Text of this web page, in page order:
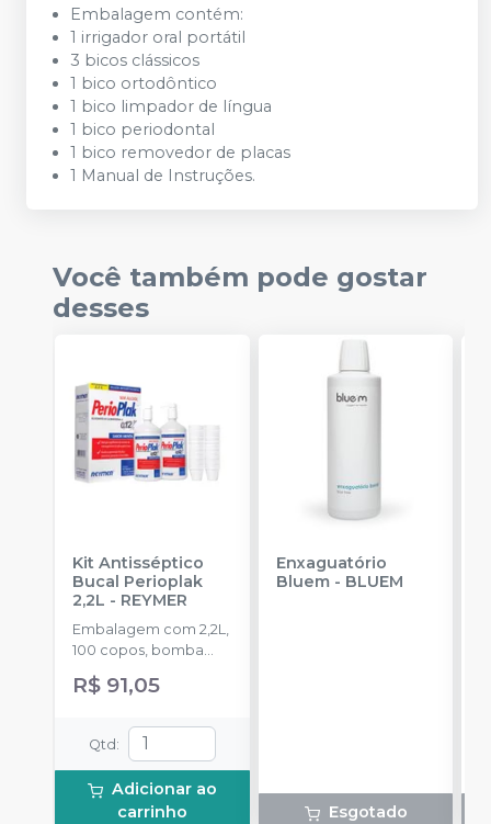
Embalagem contém:
1 irrigador oral portátil
3 bicos clássicos
1 bico ortodôntico
1 bico limpador de língua
1 bico periodontal
1 bico removedor de placas
1 Manual de Instruções.
Você também pode gostar
desses
Kit Antisséptico
Bucal Perioplak
2,2L - REYMER
Embalagem com 2,2L,
100 copos, bomba
dosadora.
R$ 91,05
Qtd :
Adicionar ao
carrinho
Enxaguatório
Bluem- BLUEM
Esgotado